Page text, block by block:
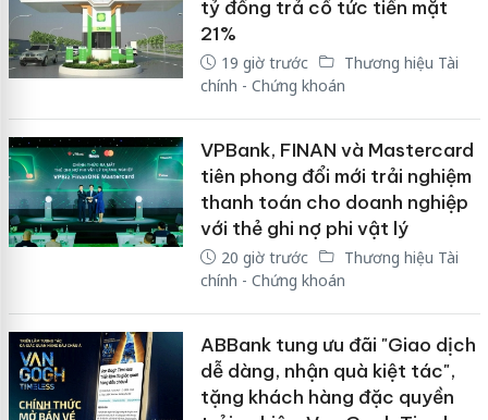
tỷ đồng trả cổ tức tiền mặt
21%
19 giờ trước
Thương hiệu Tài
chính - Chứng khoán
VPBank, FINAN và Mastercard
tiên phong đổi mới trải nghiệm
thanh toán cho doanh nghiệp
với thẻ ghi nợ phi vật lý
20 giờ trước
Thương hiệu Tài
chính - Chứng khoán
ABBank tung ưu đãi "Giao dịch
dễ dàng, nhận quà kiệt tác",
tặng khách hàng đặc quyền